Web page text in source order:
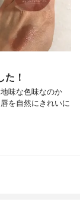
！
味な色味なのか
を自然にきれいに